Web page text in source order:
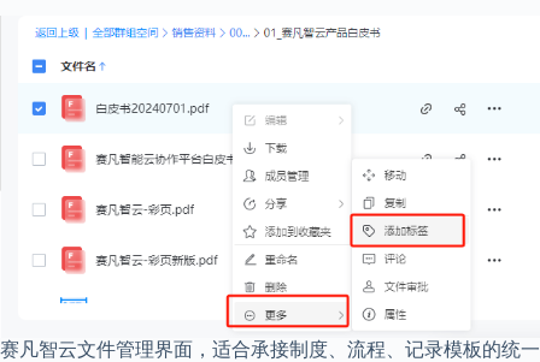
赛凡智云文件管理界面，适合承接制度、流程、记录模板的统一